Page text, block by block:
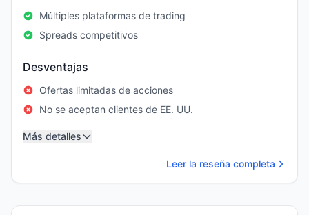
Múltiples plataformas de trading
Spreads competitivos
Desventajas
Ofertas limitadas de acciones
No se aceptan clientes de EE. UU.
Más detalles
Leer la reseña completa